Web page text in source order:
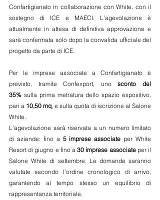
Confartigianato in collaborazione con White, con il
sostegno di ICE e MAECI. L’agevolazione è
attualmente in attesa di definitiva approvazione e
sarà confermata solo dopo la convalida ufficiale del
progetto da parte di ICE.
Per le imprese associate a Confartigianato è
previsto, tramite Confexport, uno sconto del
35% sulla prima metratura dello spazio espositivo,
pari a 10,50 mq, e sulla quota di iscrizione al Salone
White.
L’agevolazione sarà riservata a un numero limitato
di aziende: fino a 5 imprese associate per White
Resort di giugno e fino a 30 imprese associate per il
Salone White di settembre. Le domande saranno
valutate secondo l’ordine cronologico di arrivo,
garantendo al tempo stesso un equilibrio di
rappresentanza territoriale.